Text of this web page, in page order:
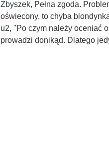
Zbyszek, Pełna zgoda.
oświecony, to chyba
u2, "Po czym należy oceniać
prowadzi donikąd. Dlatego